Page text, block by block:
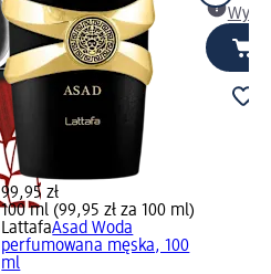
99,95 zł
100 ml (99,95 zł za 100 ml)
LattafaAsad Woda
perfumowana męska, 100
ml